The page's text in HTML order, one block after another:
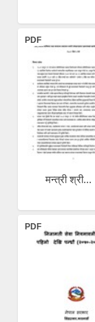
PDF
मन्त्री श्री...
PDF